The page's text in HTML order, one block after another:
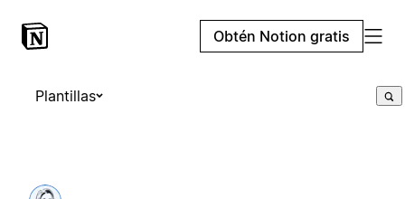
Obtén Notion gratis
Plantillas